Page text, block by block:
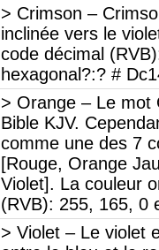
> Crimson –
inclinée vers le
code décimal
hexagonal?:? #
> Orange – Le mot
Bible KJV.
comme une des 7
[Rouge, Orange
Violet]. La couleur
(RVB): 255, 165, 0
> Violet – Le violet